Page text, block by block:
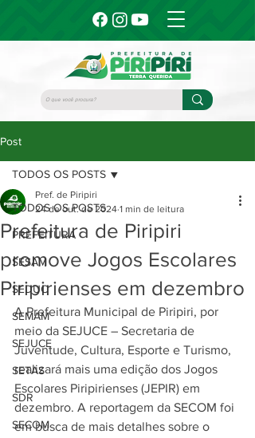
Post
TODOS OS POSTS
PREFEITURA
SESAM
SEDUC
SEMAM
SEJUCE
SETAS
SDR
SECOM
TODOS OS POSTS
Prefeitura de Piripiri
promove Jogos Escolares
Piripirienses em dezembro
Pref. de Piripiri
24 de out. de 2024 1 min de leitura
A Prefeitura Municipal de Piripiri, por
meio da SEJUCE – Secretaria de
Juventude, Cultura, Esporte e Turismo,
realizará mais uma edição dos Jogos
Escolares Piripirienses (JEPIR) em
dezembro. A reportagem da SECOM foi
em busca de mais detalhes sobre o